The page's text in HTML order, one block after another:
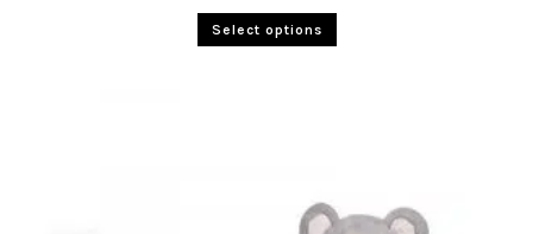
Select options